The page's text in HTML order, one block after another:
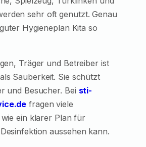
sehr oft genutzt. Genau
Hygieneplan Kita so
Träger und Betreiber ist
Sauberkeit. Sie schützt
und Besucher. Bei sti-
fragen viele
ein klarer Plan für
aussehen kann.